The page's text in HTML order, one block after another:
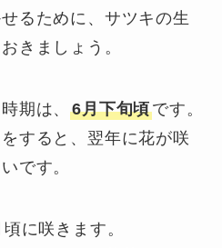
るために、サツキの生
きましょう。
期は、6月下旬頃です。
すると、翌年に花が咲
です。
に咲きます。